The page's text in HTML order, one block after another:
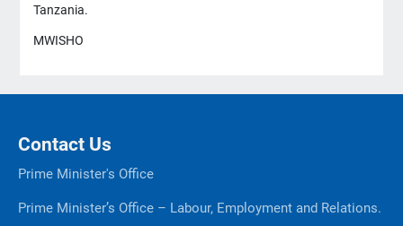
Tanzania.
MWISHO
Contact Us
Prime Minister's Office
Prime Minister’s Office – Labour, Employment and Relations.